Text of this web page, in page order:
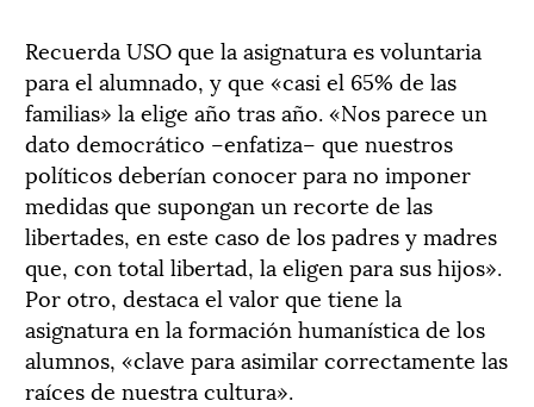
Recuerda USO que la asignatura es voluntaria
para el alumnado, y que «casi el 65% de las
familias» la elige año tras año. «Nos parece un
dato democrático –enfatiza– que nuestros
políticos deberían conocer para no imponer
medidas que supongan un recorte de las
libertades, en este caso de los padres y madres
que, con total libertad, la eligen para sus hijos».
Por otro, destaca el valor que tiene la
asignatura en la formación humanística de los
alumnos, «clave para asimilar correctamente las
raíces de nuestra cultura».